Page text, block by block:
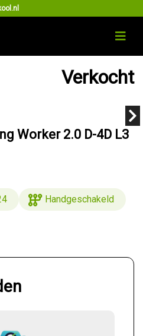
Verkocht
Worker 2.0 D-4D L3
Handgeschakeld